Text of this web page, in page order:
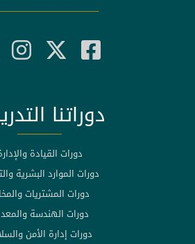
دوراتنا
دورات القيادة
دورات الموارد البشرية
دورات المشتريات
دورات الهندسة
دورات إدارة الأمن